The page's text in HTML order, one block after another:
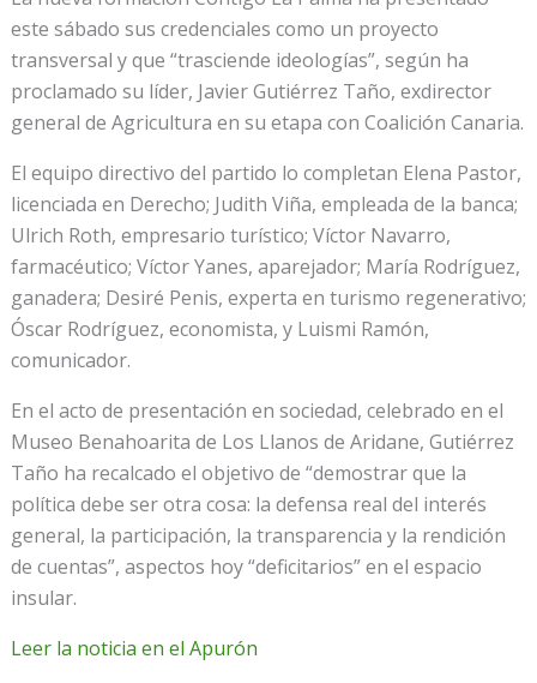
este sábado sus credenciales como un proyecto
transversal y que “trasciende ideologías”, según ha
proclamado su líder, Javier Gutiérrez Taño, exdirector
general de Agricultura en su etapa con Coalición Canaria.
El equipo directivo del partido lo completan Elena Pastor,
licenciada en Derecho; Judith Viña, empleada de la banca;
Ulrich Roth, empresario turístico; Víctor Navarro,
farmacéutico; Víctor Yanes, aparejador; María Rodríguez,
ganadera; Desiré Penis, experta en turismo regenerativo;
Óscar Rodríguez, economista, y Luismi Ramón,
comunicador.
En el acto de presentación en sociedad, celebrado en el
Museo Benahoarita de Los Llanos de Aridane, Gutiérrez
Taño ha recalcado el objetivo de “demostrar que la
política debe ser otra cosa: la defensa real del interés
general, la participación, la transparencia y la rendición
de cuentas”, aspectos hoy “deficitarios” en el espacio
insular.
Leer la noticia en el Apurón